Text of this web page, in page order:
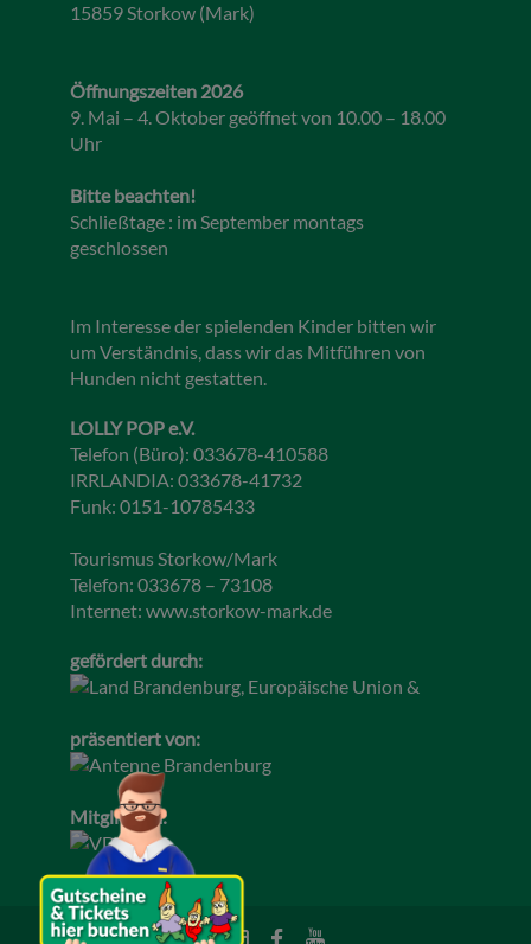
15859 Storkow (Mark)
Öffnungszeiten 2026
9. Mai – 4. Oktober geöffnet von 10.00 – 18.00
Uhr
Bitte beachten!
Schließtage : im September montags
geschlossen
Im Interesse der spielenden Kinder bitten wir
um Verständnis, dass wir das Mitführen von
Hunden nicht gestatten.
LOLLY POP e.V.
Telefon (Büro): 033678-410588
IRRLANDIA: 033678-41732
Funk: 0151-10785433
Tourismus Storkow/Mark
Telefon: 033678 – 73108
Internet: www.storkow-mark.de
gefördert durch:
präsentiert von:
Mitglied im: